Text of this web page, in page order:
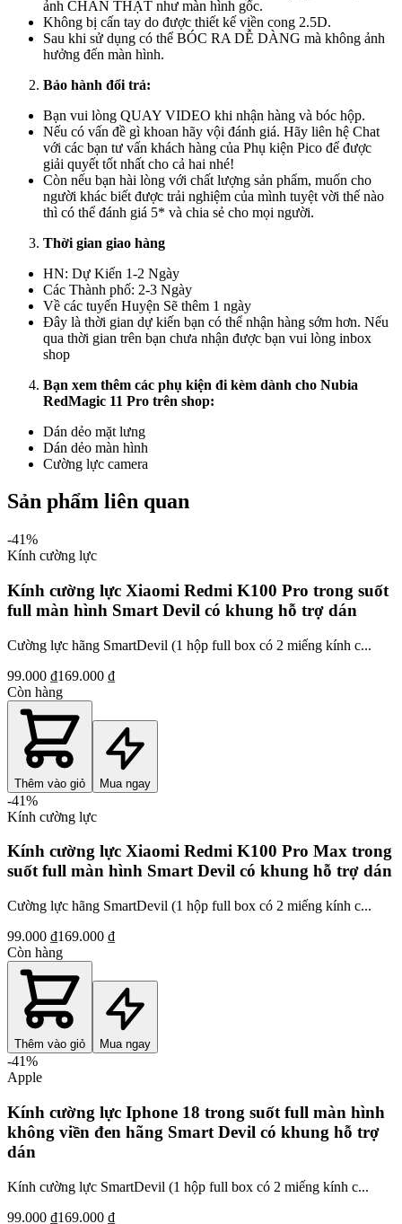
ảnh CHÂN THẬT như màn hình gốc.
Không bị cấn tay do được thiết kế viền cong 2.5D.
Sau khi sử dụng có thể BÓC RA DỄ DÀNG mà không ảnh
hưởng đến màn hình.
Bảo hành đổi trả:
Bạn vui lòng QUAY VIDEO khi nhận hàng và bóc hộp.
Nếu có vấn đề gì khoan hãy vội đánh giá. Hãy liên hệ Chat
với các bạn tư vấn khách hàng của Phụ kiện Pico để được
giải quyết tốt nhất cho cả hai nhé!
Còn nếu bạn hài lòng với chất lượng sản phẩm, muốn cho
người khác biết được trải nghiệm của mình tuyệt vời thế nào
thì có thể đánh giá 5* và chia sẻ cho mọi người.
Thời gian giao hàng
HN: Dự Kiến 1-2 Ngày
Các Thành phố: 2-3 Ngày
Về các tuyến Huyện Sẽ thêm 1 ngày
Đây là thời gian dự kiến bạn có thể nhận hàng sớm hơn. Nếu
qua thời gian trên bạn chưa nhận được bạn vui lòng inbox
shop
Bạn xem thêm các phụ kiện đi kèm dành cho Nubia
RedMagic 11 Pro trên shop:
Dán dẻo mặt lưng
Dán dẻo màn hình
Cường lực camera
Sản phẩm liên quan
-41%
Kính cường lực
Kính cường lực Xiaomi Redmi K100 Pro trong suốt
full màn hình Smart Devil có khung hỗ trợ dán
Cường lực hãng SmartDevil (1 hộp full box có 2 miếng kính c...
99.000 ₫169.000 ₫
Còn hàng
Thêm vào giỏ Mua ngay
-41%
Kính cường lực
Kính cường lực Xiaomi Redmi K100 Pro Max trong
suốt full màn hình Smart Devil có khung hỗ trợ dán
Cường lực hãng SmartDevil (1 hộp full box có 2 miếng kính c...
99.000 ₫169.000 ₫
Còn hàng
Thêm vào giỏ Mua ngay
-41%
Apple
Kính cường lực Iphone 18 trong suốt full màn hình
không viền đen hãng Smart Devil có khung hỗ trợ
dán
Kính cường lực SmartDevil (1 hộp full box có 2 miếng kính c...
99.000 ₫169.000 ₫